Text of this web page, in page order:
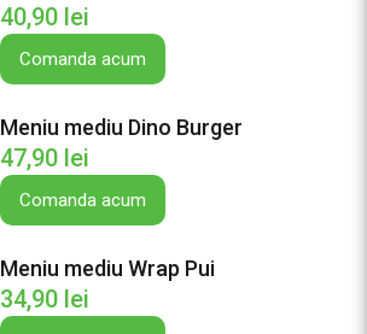
40,90 lei
Comanda acum
Meniu mediu Dino Burger
47,90 lei
Comanda acum
Meniu mediu Wrap Pui
34,90 lei